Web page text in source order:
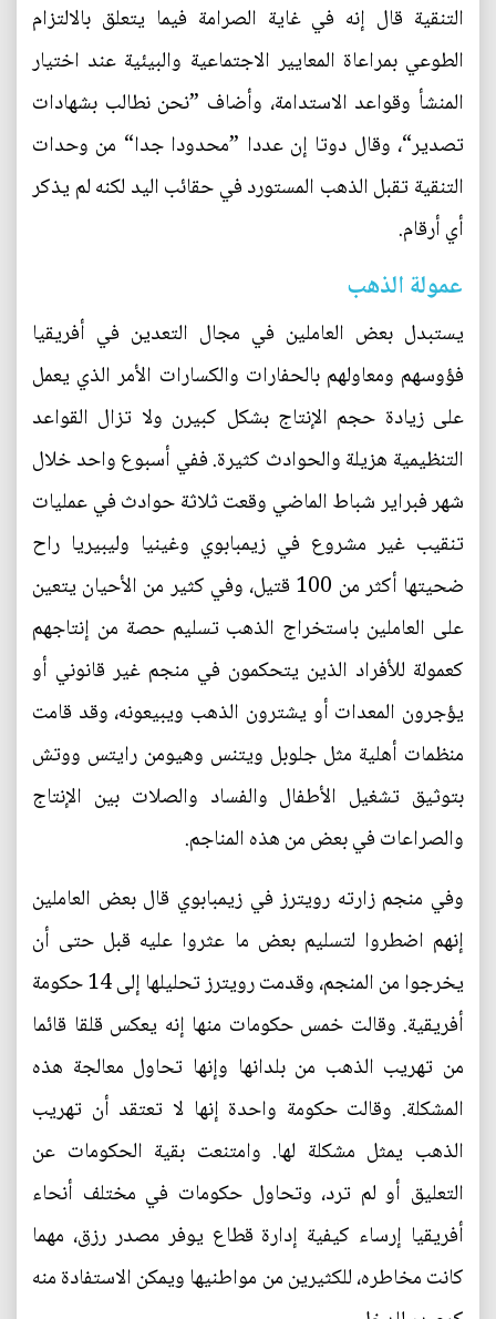
التنقية قال إنه في غاية الصرامة فيما يتعلق بالالتزام
الطوعي بمراعاة المعايير الاجتماعية والبيئية عند اختيار
المنشأ وقواعد الاستدامة، وأضاف ”نحن نطالب بشهادات
تصدير“، وقال دوتا إن عددا ”محدودا جدا“ من وحدات
التنقية تقبل الذهب المستورد في حقائب اليد لكنه لم يذكر
أي أرقام.
عمولة الذهب
يستبدل بعض العاملين في مجال التعدين في أفريقيا
فؤوسهم ومعاولهم بالحفارات والكسارات الأمر الذي يعمل
على زيادة حجم الإنتاج بشكل كبيرن ولا تزال القواعد
التنظيمية هزيلة والحوادث كثيرة. ففي أسبوع واحد خلال
شهر فبراير شباط الماضي وقعت ثلاثة حوادث في عمليات
تنقيب غير مشروع في زيمبابوي وغينيا وليبيريا راح
ضحيتها أكثر من 100 قتيل، وفي كثير من الأحيان يتعين
على العاملين باستخراج الذهب تسليم حصة من إنتاجهم
كعمولة للأفراد الذين يتحكمون في منجم غير قانوني أو
يؤجرون المعدات أو يشترون الذهب ويبيعونه، وقد قامت
منظمات أهلية مثل جلوبل ويتنس وهيومن رايتس ووتش
بتوثيق تشغيل الأطفال والفساد والصلات بين الإنتاج
والصراعات في بعض من هذه المناجم.
وفي منجم زارته رويترز في زيمبابوي قال بعض العاملين
إنهم اضطروا لتسليم بعض ما عثروا عليه قبل حتى أن
يخرجوا من المنجم، وقدمت رويترز تحليلها إلى 14 حكومة
أفريقية. وقالت خمس حكومات منها إنه يعكس قلقا قائما
من تهريب الذهب من بلدانها وإنها تحاول معالجة هذه
المشكلة. وقالت حكومة واحدة إنها لا تعتقد أن تهريب
الذهب يمثل مشكلة لها. وامتنعت بقية الحكومات عن
التعليق أو لم ترد، وتحاول حكومات في مختلف أنحاء
أفريقيا إرساء كيفية إدارة قطاع يوفر مصدر رزق، مهما
كانت مخاطره، للكثيرين من مواطنيها ويمكن الاستفادة منه